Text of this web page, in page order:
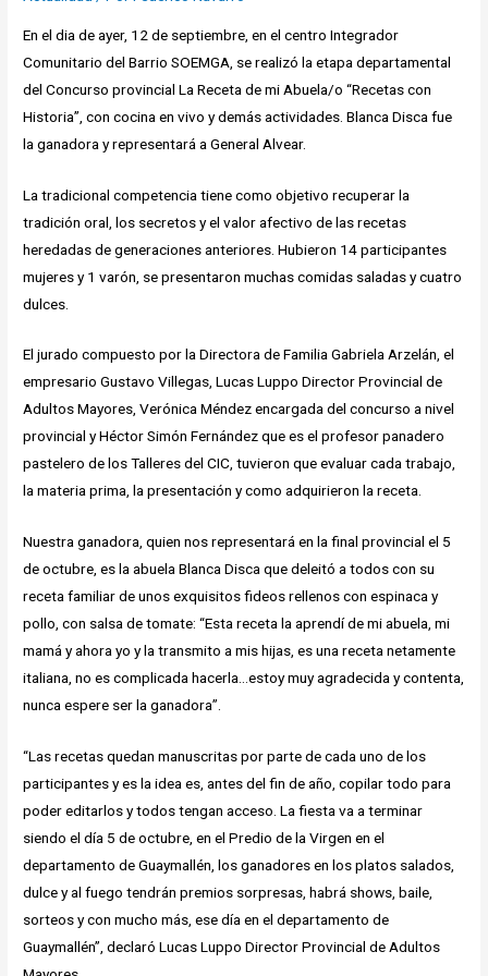
En el dia de ayer, 12 de septiembre, en el centro Integrador
Comunitario del Barrio SOEMGA, se realizó la etapa departamental
del Concurso provincial La Receta de mi Abuela/o “Recetas con
Historia”, con cocina en vivo y demás actividades. Blanca Disca fue
la ganadora y representará a General Alvear.
La tradicional competencia tiene como objetivo recuperar la
tradición oral, los secretos y el valor afectivo de las recetas
heredadas de generaciones anteriores. Hubieron 14 participantes
mujeres y 1 varón, se presentaron muchas comidas saladas y cuatro
dulces.
El jurado compuesto por la Directora de Familia Gabriela Arzelán, el
empresario Gustavo Villegas, Lucas Luppo Director Provincial de
Adultos Mayores, Verónica Méndez encargada del concurso a nivel
provincial y Héctor Simón Fernández que es el profesor panadero
pastelero de los Talleres del CIC, tuvieron que evaluar cada trabajo,
la materia prima, la presentación y como adquirieron la receta.
Nuestra ganadora, quien nos representará en la final provincial el 5
de octubre, es la abuela Blanca Disca que deleitó a todos con su
receta familiar de unos exquisitos fideos rellenos con espinaca y
pollo, con salsa de tomate: “Esta receta la aprendí de mi abuela, mi
mamá y ahora yo y la transmito a mis hijas, es una receta netamente
italiana, no es complicada hacerla…estoy muy agradecida y contenta,
nunca espere ser la ganadora”.
“Las recetas quedan manuscritas por parte de cada uno de los
participantes y es la idea es, antes del fin de año, copilar todo para
poder editarlos y todos tengan acceso. La fiesta va a terminar
siendo el día 5 de octubre, en el Predio de la Virgen en el
departamento de Guaymallén, los ganadores en los platos salados,
dulce y al fuego tendrán premios sorpresas, habrá shows, baile,
sorteos y con mucho más, ese día en el departamento de
Guaymallén”, declaró Lucas Luppo Director Provincial de Adultos